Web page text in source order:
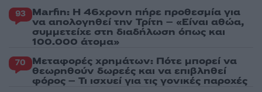
93 Marfin: Η 46χρονη πήρε προθεσμία για
να απολογηθεί την Τρίτη – «Είναι αθώα,
συμμετείχε στη διαδήλωση όπως και
100.000 άτομα»
70 Μεταφορές χρημάτων: Πότε μπορεί να
θεωρηθούν δωρεές και να επιβληθεί
φόρος – Τι ισχυεί για τις γονικές παροχές